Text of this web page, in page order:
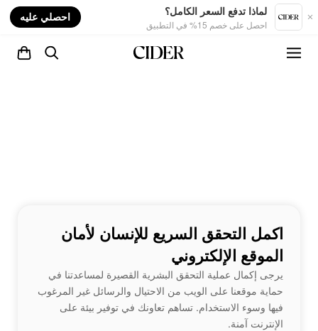
لماذا تدفع السعر الكامل؟
احصل على خصم 15% في التطبيق
احصلي عليه
اكمل التحقق السريع للإنسان لأمان
الموقع الإلكتروني
يرجى إكمال عملية التحقق البشرية القصيرة لمساعدتنا في
حماية موقعنا على الويب من الاحتيال والرسائل غير المرغوب
فيها وسوء الاستخدام. تساهم تعاونك في توفير بيئة على
الإنترنت آمنة.